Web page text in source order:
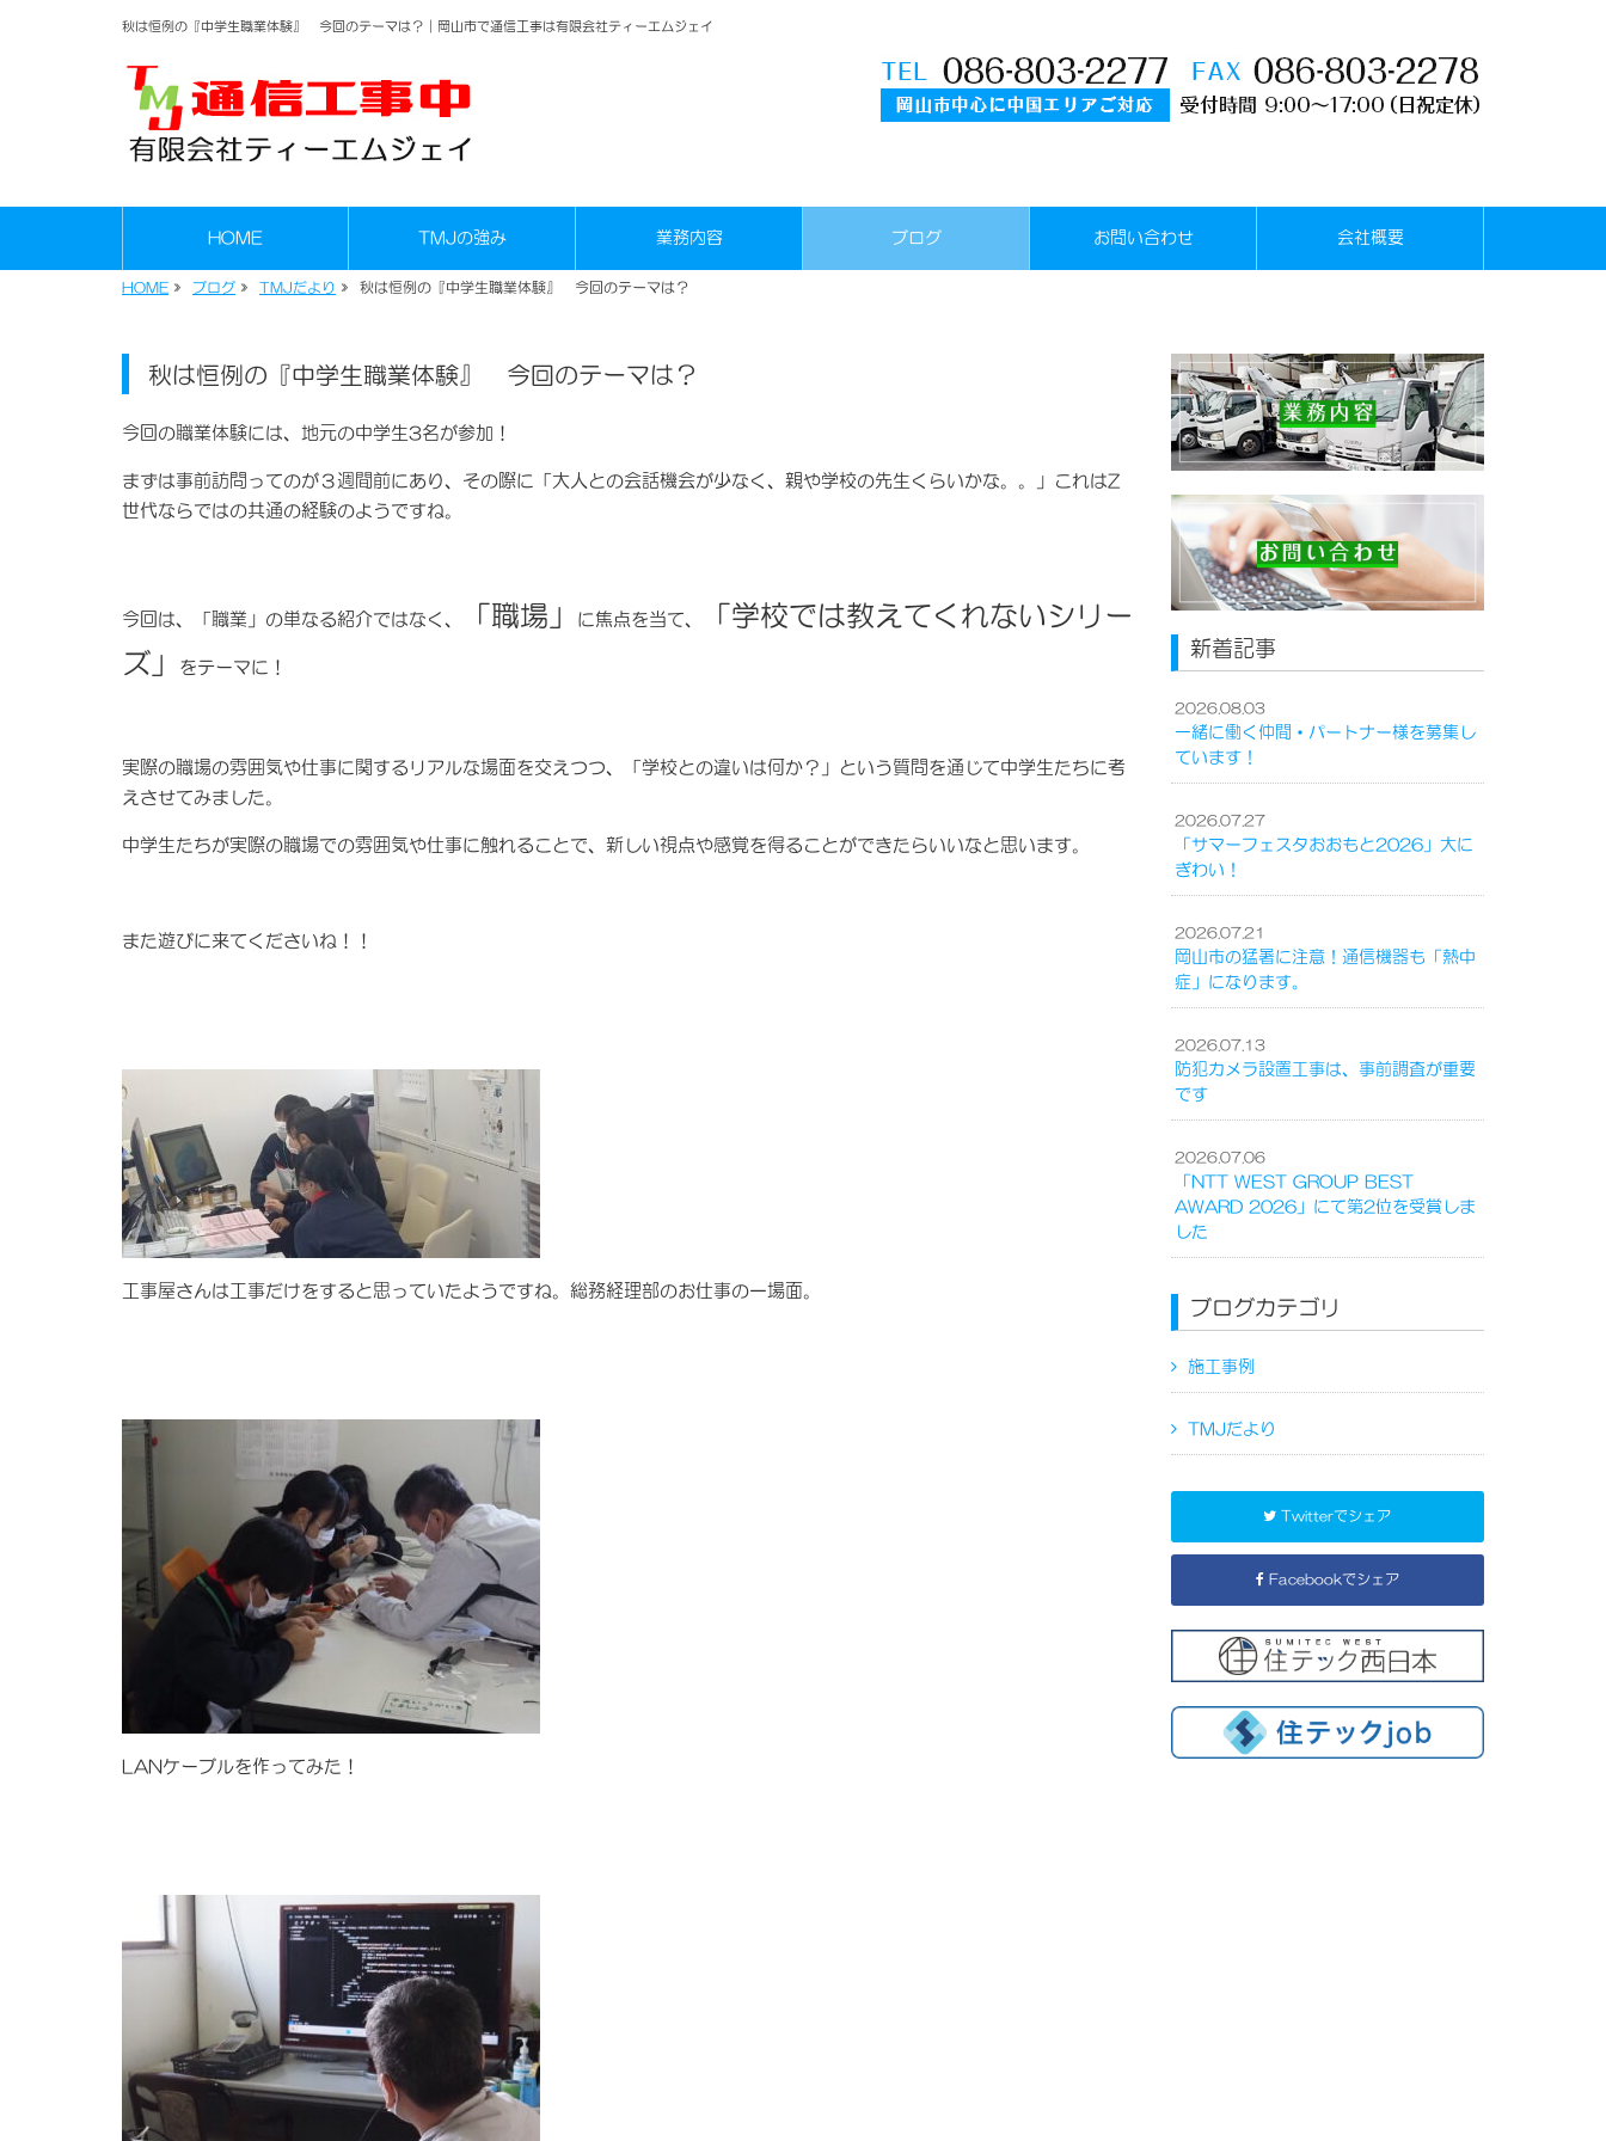
秋は恒例の『中学生職業体験』 今回のテーマは？｜岡山市で通信工事は有限会社ティーエムジェイ
HOME TMJの強み 業務内容 ブログ お問い合わせ 会社概要
HOME » ブログ » TMJだより » 秋は恒例の『中学生職業体験』 今回のテーマは？
秋は恒例の『中学生職業体験』 今回のテーマは？
今回の職業体験には、地元の中学生3名が参加！
まずは事前訪問ってのが３週間前にあり、その際に「大人との会話機会が少なく、親や学校の先生くらいかな。。」これはZ
世代ならではの共通の経験のようですね。
今回は、「職業」の単なる紹介ではなく、 「職場」 に焦点を当て、
「学校では教えてくれないシリー
ズ」
をテーマに！
実際の職場の雰囲気や仕事に関するリアルな場面を交えつつ、「学校との違いは何か？」という質問を通じて中学生たちに考
えさせてみました。
中学生たちが実際の職場での雰囲気や仕事に触れることで、新しい視点や感覚を得ることができたらいいなと思います。
また遊びに来てくださいね！！
工事屋さんは工事だけをすると思っていたようですね。総務経理部のお仕事の一場面。
LANケーブルを作ってみた！
新着記事
2026.08.03
一緒に働く仲間・パートナー様を募集し
ています！
2026.07.27
「サマーフェスタおおもと2026」大に
ぎわい！
2026.07.21
岡山市の猛暑に注意！通信機器も「熱中
症」になります。
2026.07.13
防犯カメラ設置工事は、事前調査が重要
です
2026.07.06
「NTT WEST GROUP BEST
AWARD 2026」にて第2位を受賞しま
した
ブログカテゴリ
施工事例
TMJだより
Twitterでシェア
Facebookでシェア